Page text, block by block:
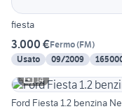
fiesta
3.000 €Fermo(FM)
Usato
09/2009
14
Ford Fiesta 1.2 benzina